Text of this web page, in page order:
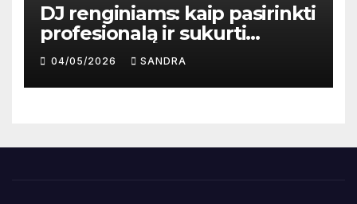
DJ renginiams: kaip pasirinkti
profesionalą ir sukurti
nepamirštamą atmosferą
04/05/2026 SANDRA